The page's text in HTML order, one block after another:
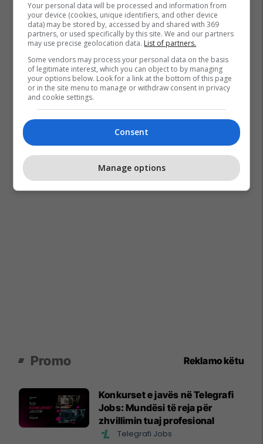
Promo Reklamo këtu
Konkurset e javës në Telegrafi
Jobs: Mundësi të reja për
zhvillimin tuaj profesional
Telegrafi Jobs
Your personal data will be processed and information from
your device (cookies, unique identifiers, and other device
data) may be stored by, accessed by and shared with 369
partners, or used specifically by this site. We and our partners
may use precise geolocation data. List of partners.
Some vendors may process your personal data on the basis
of legitimate interest, which you can object to by managing
your options below. Look for a link at the bottom of this page
or in the site menu to manage or withdraw consent in privacy
and cookie settings.
Consent
Manage options